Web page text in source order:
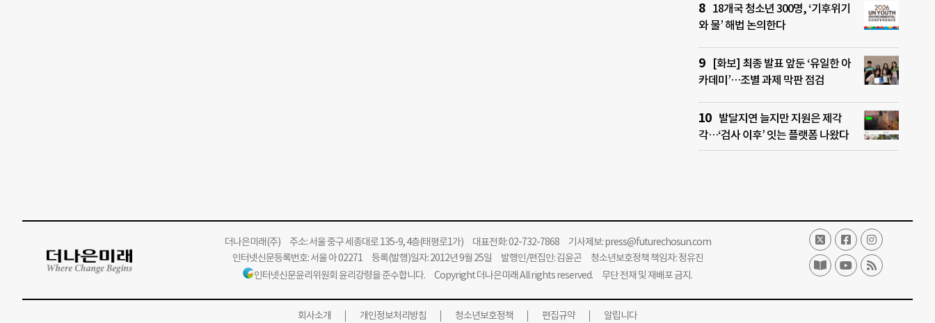
18개국 청소년 300명, ‘기후위기
와 물’ 해법 논의한다
[화보] 최종 발표 앞둔 ‘유일한 아
카데미’…조별 과제 막판 점검
발달지연 늘지만 지원은 제각
각…‘검사 이후’ 잇는 플랫폼 나왔다
더나은미래(주)주소: 서울 중구 세종대로 135-9, 4층(태평로1가) 대표전화: 02-732-7868 기사제보:press@futurechosun.com
인터넷신문등록번호: 서울 아 02271 등록(발행)일자: 2012년 9월 25일 발행인/편집인: 김윤곤 청소년보호정책 책임자: 정유진
인터넷신문윤리위원회 윤리강령을 준수합니다. Copyright 더나은미래 All rights reserved. 무단 전재 및 재배포 금지.
회사소개 개인정보처리방침 청소년보호정책 편집규약 알립니다